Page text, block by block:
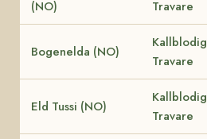
(NO)
Travare
Bogenelda (NO)
Kallblodig
Travare
Eld Tussi (NO)
Kallblodig
Travare